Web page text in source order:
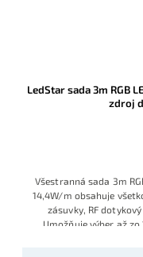
LedStar sada 3m RGB
zdroj
Všestranná sada 3m
14,4W/m obsahuje
zásuvky, RF
Umožňuje výber až
alebo